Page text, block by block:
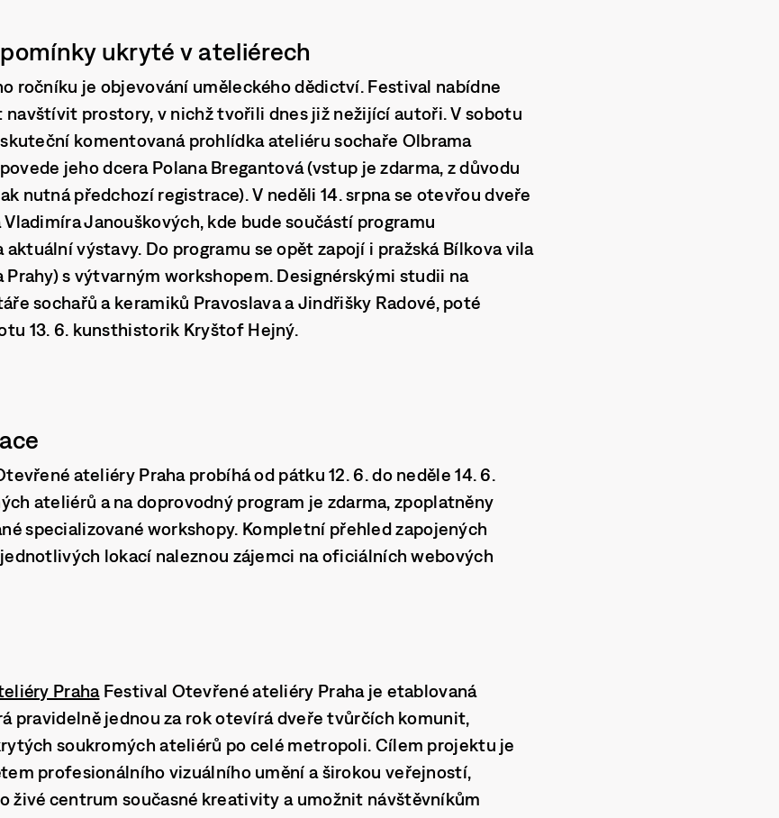
ukryté v ateliérech
ročníku je objevování uměleckého dědictví. Festival nabídne
prostory, v nichž tvořili dnes již nežijící autoři. Vsobotu
komentovaná prohlídka ateliéru sochaře Olbrama
jeho dcera Polana Bregantová(vstup je zdarma, z důvodu
nutná předchozí registrace). V neděli 14. srpnase otevřou dveře
Vladimíra Janouškových, kde bude součástí programu
výstavy. Do programu se opět zapojí i pražská Bílkova vila
Prahy) s výtvarným workshopem. Designérskými studii na
sochařů a keramiků Pravoslava a Jindřišky Radové,poté
13. 6. kunsthistorik Kryštof Hejný.
ateliéry Praha probíhá od pátku 12. 6. do neděle 14. 6.
ateliérů a na doprovodný program je zdarma, zpoplatněny
specializované workshopy. Kompletní přehled zapojených
lokací naleznou zájemci na oficiálních webových
PrahaFestival Otevřené ateliéry Praha je etablovaná
pravidelně jednou za rok otevírá dveře tvůrčích komunit,
soukromých ateliérů po celé metropoli. Cílem projektu je
profesionálního vizuálního umění a širokou veřejností,
živé centrum současné kreativity a umožnit návštěvníkům